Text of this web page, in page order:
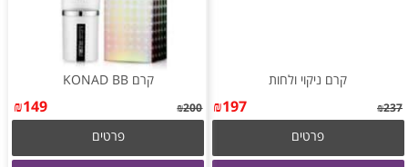
קרם ניקוי ולחות
₪237
₪197
פרטים
קרם KONAD BB
₪200
₪149
פרטים